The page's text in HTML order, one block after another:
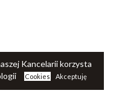
Kancelarii korzysta
Cookies Akceptuję